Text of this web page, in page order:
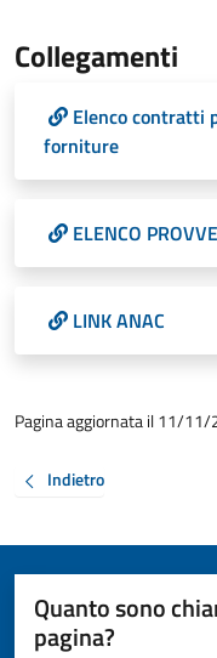
Collegamenti
Elenco contratti
forniture
ELENCO
LINK ANAC
Pagina aggiornata il 11/
Indietro
Quanto sono
pagina?